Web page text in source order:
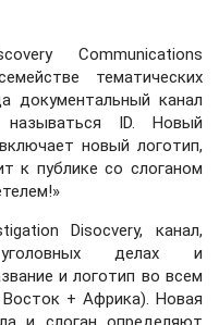
Communications
тематических
документальный канал
называться ID. Новый
новый логотип,
к публике со слоганом
Disocvery, канал,
делах и
и логотип во всем
Восток + Африка). Новая